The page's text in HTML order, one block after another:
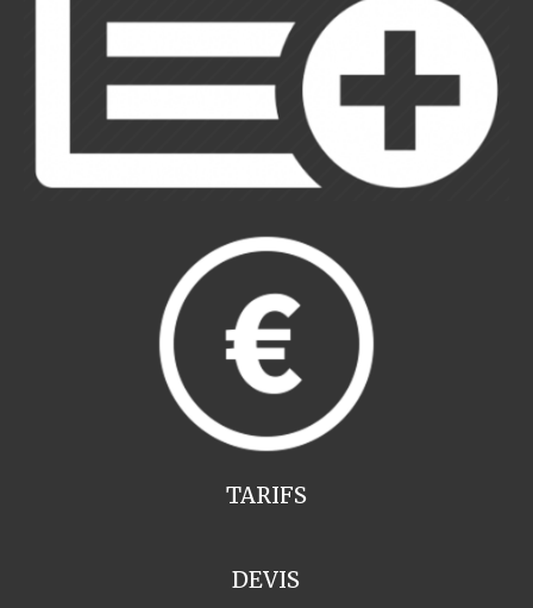
TARIFS
DEVIS